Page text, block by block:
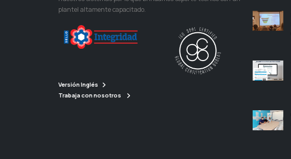
plantel altamente capacitado.
Versión Inglés
Trabaja con nosotros